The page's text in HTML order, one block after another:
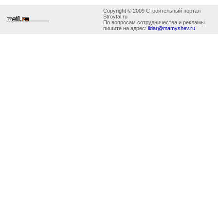
Copyright © 2009 Строительный портал
Stroytal.ru
По вопросам сотрудничества и рекламы
пишите на адрес: ildar@mamyshev.ru